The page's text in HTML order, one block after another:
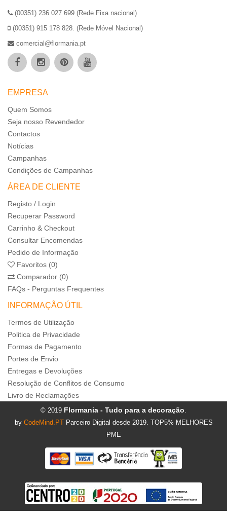
(00351) 236 027 699 (Rede Fixa nacional)
(00351) 915 178 828. (Rede Móvel Nacional)
comercial@flormania.pt
EMPRESA
Quem Somos
Seja nosso Revendedor
Contactos
Notícias
Campanhas
Condições de Campanhas
ÁREA DE CLIENTE
Registo / Login
Recuperar Password
Carrinho & Checkout
Consultar Encomendas
Pedido de Informação
Favoritos (0)
Comparador (0)
FAQs - Perguntas Frequentes
INFORMAÇÃO ÚTIL
Termos de Utilização
Politica de Privacidade
Formas de Pagamento
Portes de Envio
Entregas e Devoluções
Resolução de Conflitos de Consumo
Livro de Reclamações
© 2019 Flormania - Tudo para a decoração.
by CodeMind.PT Parceiro Digital desde 2019. TOP5% MELHORES
PME